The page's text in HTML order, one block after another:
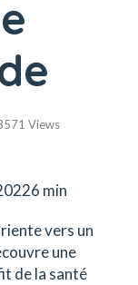
Views
min
vers un
une
de la santé